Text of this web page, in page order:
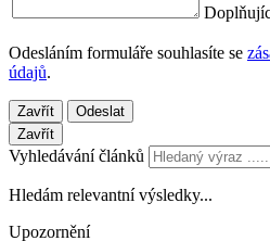
Odesláním formuláře souhlasíte se
údajů.
Zavřít
Odeslat
Zavřít
Vyhledávání článků
Hledám relevantní výsledky...
Upozornění